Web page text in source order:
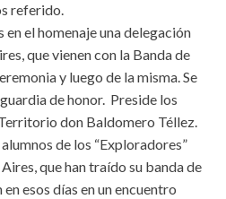
referido.
en el homenaje una delegación
que vienen con la Banda de
y luego de la misma. Se
de honor. Preside los
don Baldomero Téllez.
de los “Exploradores”
que han traído su banda de
esos días en un encuentro